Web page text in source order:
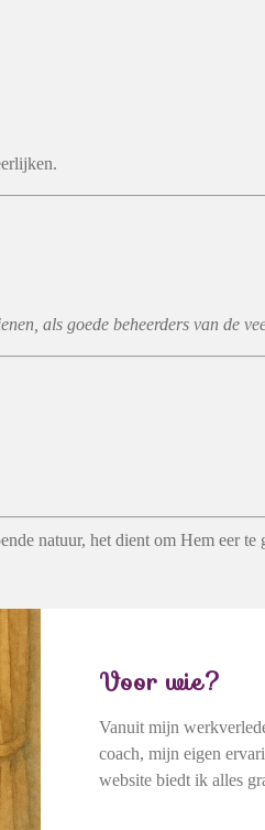
als goede beheerders van de
natuur, het dient om Hem eer te
Voor wie?
Vanuit mijn
coach, mijn eigen
website biedt ik alles